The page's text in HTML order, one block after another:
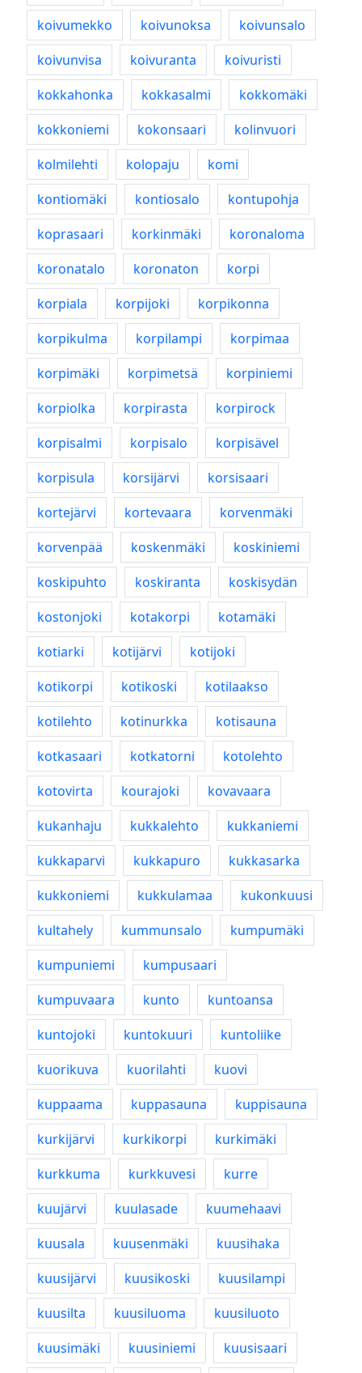
koivumekko
koivunoksa
koivunsalo
koivunvisa
koivuranta
koivuristi
kokkahonka
kokkasalmi
kokkomäki
kokkoniemi
kokonsaari
kolinvuori
kolmilehti
kolopaju
komi
kontiomäki
kontiosalo
kontupohja
koprasaari
korkinmäki
koronaloma
koronatalo
koronaton
korpi
korpiala
korpijoki
korpikonna
korpikulma
korpilampi
korpimaa
korpimäki
korpimetsä
korpiniemi
korpiolka
korpirasta
korpirock
korpisalmi
korpisalo
korpisävel
korpisula
korsijärvi
korsisaari
kortejärvi
kortevaara
korvenmäki
korvenpää
koskenmäki
koskiniemi
koskipuhto
koskiranta
koskisydän
kostonjoki
kotakorpi
kotamäki
kotiarki
kotijärvi
kotijoki
kotikorpi
kotikoski
kotilaakso
kotilehto
kotinurkka
kotisauna
kotkasaari
kotkatorni
kotolehto
kotovirta
kourajoki
kovavaara
kukanhaju
kukkalehto
kukkaniemi
kukkaparvi
kukkapuro
kukkasarka
kukkoniemi
kukkulamaa
kukonkuusi
kultahely
kummunsalo
kumpumäki
kumpuniemi
kumpusaari
kumpuvaara
kunto
kuntoansa
kuntojoki
kuntokuuri
kuntoliike
kuorikuva
kuorilahti
kuovi
kuppaama
kuppasauna
kuppisauna
kurkijärvi
kurkikorpi
kurkimäki
kurkkuma
kurkkuvesi
kurre
kuujärvi
kuulasade
kuumehaavi
kuusala
kuusenmäki
kuusihaka
kuusijärvi
kuusikoski
kuusilampi
kuusilta
kuusiluoma
kuusiluoto
kuusimäki
kuusiniemi kuusisaari